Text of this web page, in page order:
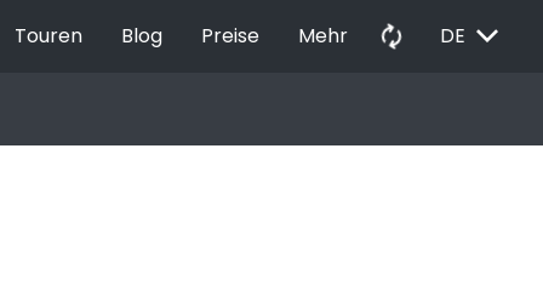
Touren Blog Preise Mehr autorenew DE EXPAND_MORE